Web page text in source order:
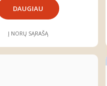
DAUGIAU
Į NORŲ SĄRAŠĄ